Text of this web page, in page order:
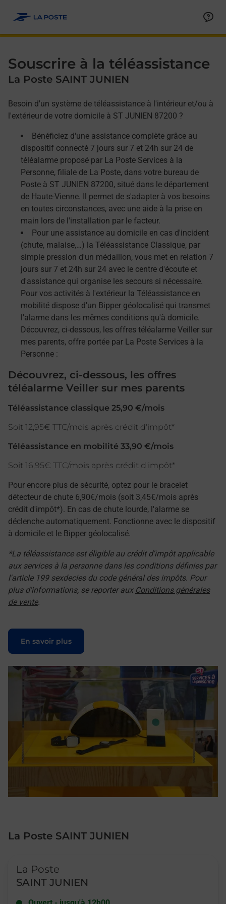
Souscrire à la téléassistance
La Poste SAINT JUNIEN
Besoin d'un système de téléassistance à l'intérieur et/ou à
l'extérieur de votre domicile à ST JUNIEN 87200 ?
Bénéficiez d'une assistance complète grâce au
dispositif connecté 7 jours sur 7 et 24h sur 24 de
téléalarme proposé par La Poste Services à la
Personne, filiale de La Poste, dans votre bureau de
Poste à ST JUNIEN 87200, situé dans le département
de Haute-Vienne. Il permet de s'adapter à vos besoins
en toutes circonstances, avec une aide à la prise en
main lors de l'installation par le facteur.
Pour une assistance au domicile en cas d'incident
(chute, malaise,…) la Téléassistance Classique, par
simple pression d'un médaillon, vous met en relation 7
jours sur 7 et 24h sur 24 avec le centre d'écoute et
d'assistance qui organise les secours si nécessaire.
Pour vos activités à l'extérieur la Téléassistance en
mobilité dispose d'un Bipper géolocalisé qui transmet
l'alarme dans les mêmes conditions qu'à domicile.
Découvrez, ci-dessous, les offres téléalarme Veiller sur
mes parents, offre portée par La Poste Services à la
Personne :
Découvrez, ci-dessous, les offres
téléalarme Veiller sur mes parents
Téléassistance classique 25,90 €/mois
Soit 12,95€ TTC/mois après crédit d'impôt*
Téléassistance en mobilité 33,90 €/mois
Soit 16,95€ TTC/mois après crédit d'impôt*
Pour encore plus de sécurité, optez pour le bracelet
détecteur de chute 6,90€/mois (soit 3,45€/mois après
crédit d'impôt*). En cas de chute lourde, l'alarme se
déclenche automatiquement. Fonctionne avec le dispositif
à domicile et le Bipper géolocalisé.
*La téléassistance est éligible au crédit d'impôt applicable
aux services à la personne dans les conditions définies par
l'article 199 sexdecies du code général des impôts. Pour
plus d'informations, se reporter aux Conditions générales
de vente.
En savoir plus
Le lien s'ouvre dans un nouvel onglet
La Poste SAINT JUNIEN
La Poste
SAINT JUNIEN